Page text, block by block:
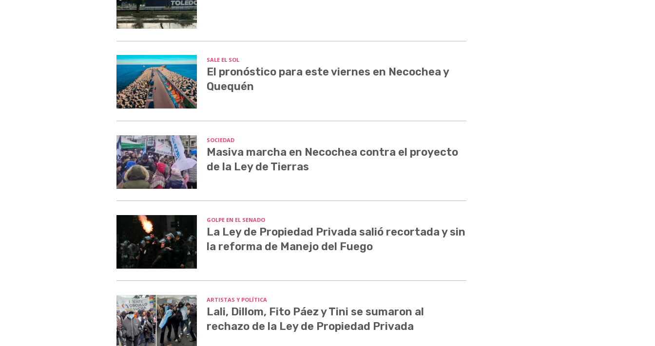
SALE EL SOL
El pronóstico para este viernes en Necochea y
Quequén
SOCIEDAD
Masiva marcha en Necochea contra el proyecto
de la Ley de Tierras
GOLPE EN EL SENADO
La Ley de Propiedad Privada salió recortada y sin
la reforma de Manejo del Fuego
ARTISTAS Y POLÍTICA
Lali, Dillom, Fito Páez y Tini se sumaron al
rechazo de la Ley de Propiedad Privada